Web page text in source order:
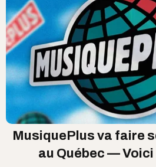
MusiquePlus va faire
au Québec —